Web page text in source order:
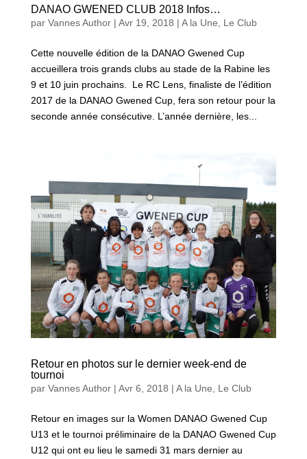
DANAO GWENED CLUB 2018 Infos…
par Vannes Author| Avr 19, 2018 | A la Une Le Club
Cette nouvelle édition de la DANAO Gwened Cup
accueillera trois grands clubs au stade de la Rabine les
9 et 10 juin prochains. Le RC Lens, finaliste de l’édition
2017 de la DANAO Gwened Cup, fera son retour pour la
seconde année consécutive. L’année dernière, les...
Retour en photos sur le dernier week-end de
tournoi
par Vannes Author| Avr 6, 2018 | A la Une Le Club
Retour en images sur la Women DANAO Gwened Cup
U13 et le tournoi préliminaire de la DANAO Gwened Cup
U12 qui ont eu lieu le samedi 31 mars dernier au